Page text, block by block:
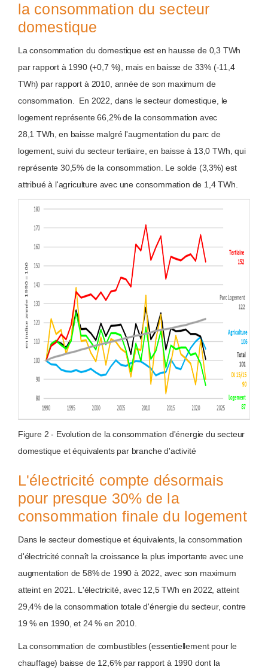
la consommation du secteur
domestique
La consommation du domestique est en hausse de 0,3 TWh
par rapport à 1990 (+0,7 %), mais en baisse de 33% (-11,4
TWh) par rapport à 2010, année de son maximum de
consommation. En 2022, dans le secteur domestique, le
logement représente 66,2% de la consommation avec
28,1 TWh, en baisse malgré l'augmentation du parc de
logement, suivi du secteur tertiaire, en baisse à 13,0 TWh, qui
représente 30,5% de la consommation. Le solde (3,3%) est
attribué à l'agriculture avec une consommation de 1,4 TWh.
Figure 2 - Evolution de la consommation d'énergie du secteur
domestique et équivalents par branche d'activité
L'électricité compte désormais
pour presque 30% de la
consommation finale du logement
Dans le secteur domestique et équivalents, la consommation
d'électricité connaît la croissance la plus importante avec une
augmentation de 58% de 1990 à 2022, avec son maximum
atteint en 2021. L'électricité, avec 12,5 TWh en 2022, atteint
29,4% de la consommation totale d'énergie du secteur, contre
19 % en 1990, et 24 % en 2010.
La consommation de combustibles (essentiellement pour le
chauffage) baisse de 12,6% par rapport à 1990 dont la